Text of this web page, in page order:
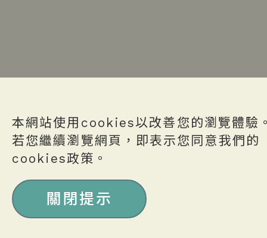
本網站使用cookies以改善您的瀏覽體驗
若您繼續瀏覽網頁，即表示您同意我們的
cookies政策。
關閉提示